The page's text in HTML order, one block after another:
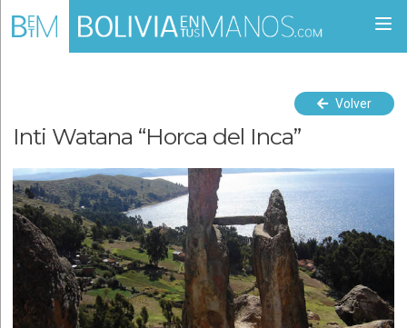
Volver
Inti Watana “Horca del Inca”